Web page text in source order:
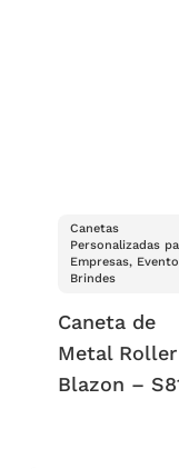
Canetas
Personalizadas
Empresas,
Brindes
Caneta de
Metal Roller
Blazon –